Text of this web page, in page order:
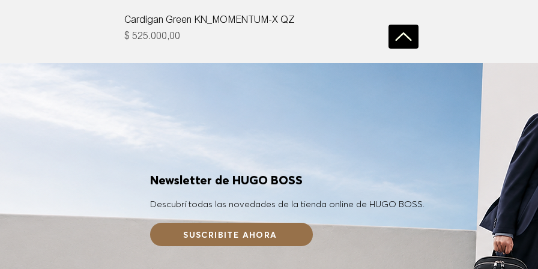
Cardigan Green KN_MOMENTUM-X QZ
Precio
$ 525.000,00
Newsletter de HUGO BOSS
Descubrí todas las novedades de la tienda online de HUGO BOSS.
SUSCRIBITE AHORA